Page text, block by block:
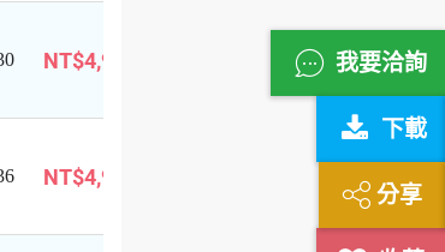
我要洽詢
下載
分享
NT$4,999
巴士旅遊
NT$4,999